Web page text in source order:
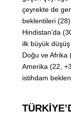
çeyrekte de
beklentileri
Hindistan’da
ilk büyük
Doğu ve Afrika
Amerika (22,
istihdam